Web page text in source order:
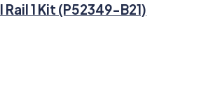
Rail 1 Kit (P52349-B21)